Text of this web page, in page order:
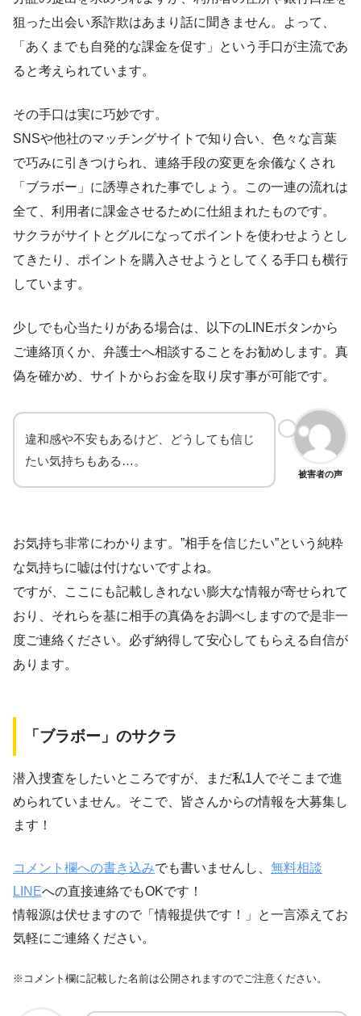
狙った出会い系詐欺はあまり話に聞きません。よって、
「あくまでも自発的な課金を促す」という手口が主流であ
ると考えられています。
その手口は実に巧妙です。
SNSや他社のマッチングサイトで知り合い、色々な言葉
で巧みに引きつけられ、連絡手段の変更を余儀なくされ
「ブラボー」に誘導された事でしょう。この一連の流れは
全て、 利用者に課金させるために仕組まれたものです。
サクラがサイトとグルになってポイントを使わせようとし
てきたり、ポイントを購入させようとしてくる手口も横行
しています。
少しでも心当たりがある場合は、以下のLINEボタンから
ご連絡頂くか、 弁護士へ相談することをお勧めします。真
偽を確かめ、サイトからお金を取り戻す事が可能です。
被害者の声
違和感や不安もあるけど、どうしても信じ
たい気持ちもある…。
お気持ち非常にわかります。”相手を信じたい”という純粋
な気持ちに嘘は付けないですよね。
ですが、ここにも記載しきれない膨大な情報が寄せられて
おり、それらを基に相手の真偽をお調べしますので是非一
度ご連絡ください。必ず納得して安心してもらえる自信が
あります。
「ブラボー」のサクラ
潜入捜査をしたいところですが、まだ私1人でそこまで進
められていません。そこで、皆さんからの情報を大募集し
ます！
コメント欄への書き込みでも書いませんし、 無料相談
LINEへの直接連絡でもOKです！
情報源は伏せますので「情報提供です！」と一言添えてお
気軽にご連絡ください。
※コメント欄に記載した名前は公開されますのでご注意ください。